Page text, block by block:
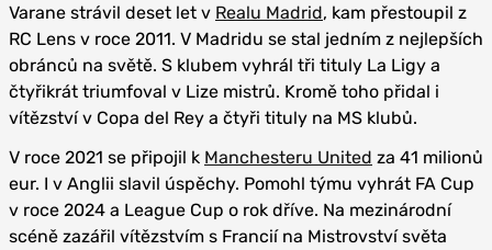
Varane strávil deset let v Realu Madrid, kam přestoupil z
RC Lens v roce 2011. V Madridu se stal jedním z nejlepších
obránců na světě. S klubem vyhrál tři tituly La Ligy a
čtyřikrát triumfoval v Lize mistrů. Kromě toho přidal i
vítězství v Copa del Rey a čtyři tituly na MS klubů.
V roce 2021 se připojil k Manchesteru United za 41 milionů
eur. I v Anglii slavil úspěchy. Pomohl týmu vyhrát FA Cup
v roce 2024 a League Cup o rok dříve. Na mezinárodní
scéně zazářil vítězstvím s Francií na Mistrovství světa